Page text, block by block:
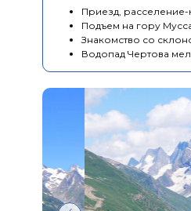
Приезд, расселение-
Подъем на гору
Знакомство со
Водопад Чертова